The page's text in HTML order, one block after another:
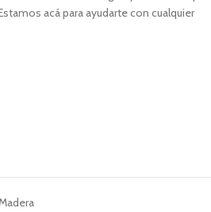
acá para ayudarte con cualquier